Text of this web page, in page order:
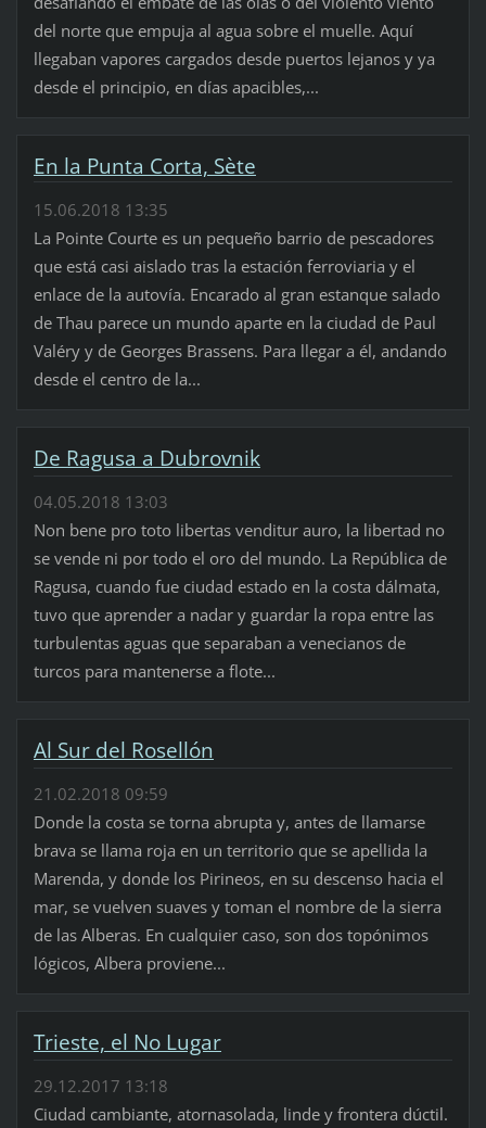
del norte que empuja al agua sobre el muelle. Aquí
llegaban vapores cargados desde puertos lejanos y ya
desde el principio, en días apacibles,...
En la Punta Corta, Sète
15.06.2018 13:35
La Pointe Courte es un pequeño barrio de pescadores
que está casi aislado tras la estación ferroviaria y el
enlace de la autovía. Encarado al gran estanque salado
de Thau parece un mundo aparte en la ciudad de Paul
Valéry y de Georges Brassens. Para llegar a él, andando
desde el centro de la...
De Ragusa a Dubrovnik
04.05.2018 13:03
Non bene pro toto libertas venditur auro, la libertad no
se vende ni por todo el oro del mundo. La República de
Ragusa, cuando fue ciudad estado en la costa dálmata,
tuvo que aprender a nadar y guardar la ropa entre las
turbulentas aguas que separaban a venecianos de
turcos para mantenerse a flote...
Al Sur del Rosellón
21.02.2018 09:59
Donde la costa se torna abrupta y, antes de llamarse
brava se llama roja en un territorio que se apellida la
Marenda, y donde los Pirineos, en su descenso hacia el
mar, se vuelven suaves y toman el nombre de la sierra
de las Alberas. En cualquier caso, son dos topónimos
lógicos, Albera proviene...
Trieste, el No Lugar
29.12.2017 13:18
Ciudad cambiante, atornasolada, linde y frontera dúctil.